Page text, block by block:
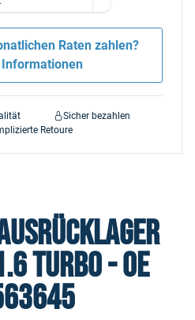
Raten zahlen?
Sicher bezahlen
Retoure
Turbo - OE